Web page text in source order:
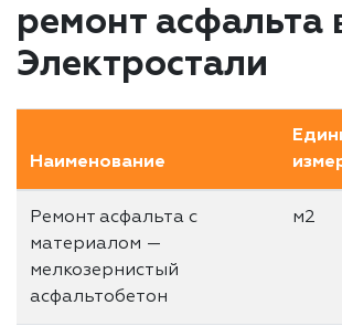
ремонт асфальта
Электростали
Наименование
Ремонт асфальта с
материалом —
мелкозернистый
асфальтобетон
м2